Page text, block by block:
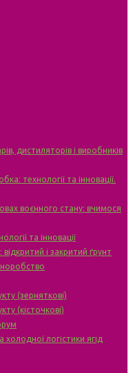
дистиляторів і виробників
технології та інновації.
воєнного стану: вчимося
та інновації
і закритий ґрунт
(зерняткові)
(кісточкові)
логістики ягід